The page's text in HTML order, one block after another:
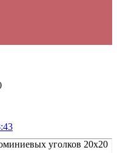
уголков 20х20